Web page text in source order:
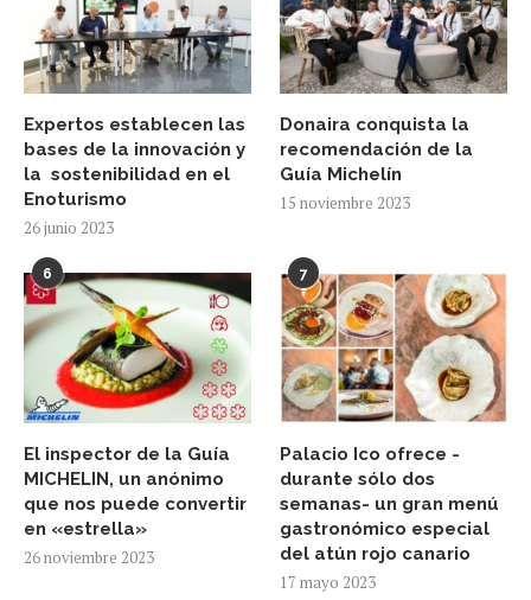
Expertos establecen las
bases de la innovación y
la sostenibilidad en el
Enoturismo
26 junio 2023
Donaira conquista la
recomendación de la
Guía Michelín
15 noviembre 2023
6
El inspector de la Guía
MICHELIN, un anónimo
que nos puede convertir
en «estrella»
26 noviembre 2023
7
Palacio Ico ofrece -
durante sólo dos
semanas- un gran menú
gastronómico especial
del atún rojo canario
17 mayo 2023